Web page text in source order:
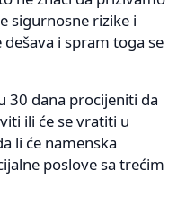
sigurnosne rizike i
i spram toga se
30 dana procijeniti da
ili će se vratiti u
li će namenska
poslove sa trećim